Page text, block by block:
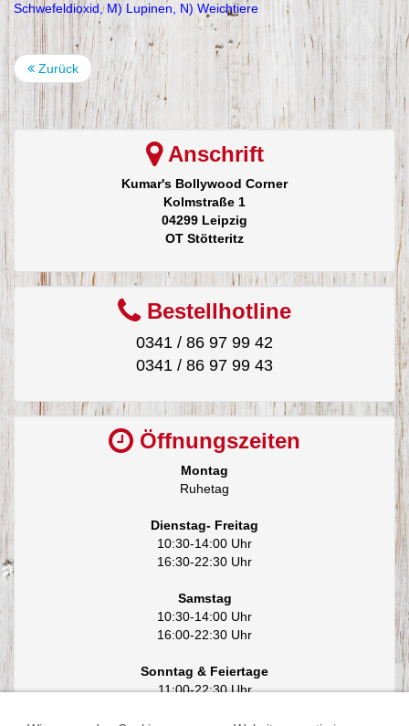
Schwefeldioxid, M) Lupinen, N) Weichtiere
Zurück
Anschrift
Kumar's Bollywood Corner
Kolmstraße 1
04299 Leipzig
OT Stötteritz
Bestellhotline
0341 / 86 97 99 42
0341 / 86 97 99 43
Öffnungszeiten
Montag
Ruhetag
Dienstag- Freitag
10:30-14:00 Uhr
16:30-22:30 Uhr
Samstag
10:30-14:00 Uhr
16:00-22:30 Uhr
Sonntag & Feiertage
11:00-22:30 Uhr